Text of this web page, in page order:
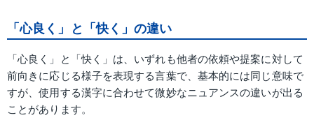
「心良く」と「快く」の違い
「心良く」と「快く」は、いずれも他者の依頼や提案に対して
前向きに応じる様子を表現する言葉で、基本的には同じ意味で
すが、使用する漢字に合わせて微妙なニュアンスの違いが出る
ことがあります。